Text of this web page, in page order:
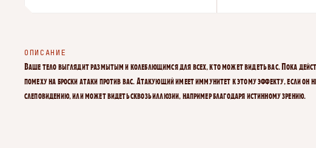
ОПИСАНИЕ
Ваше тело выглядит размытым и колеблющимся для всех, кто может видеть вас. Пока
помеху на броски атаки против вас. Атакующий имеет иммунитет к этому эффекту, если он
слеповидению, или может видеть сквозь иллюзии, например благодаря истинному зрению.